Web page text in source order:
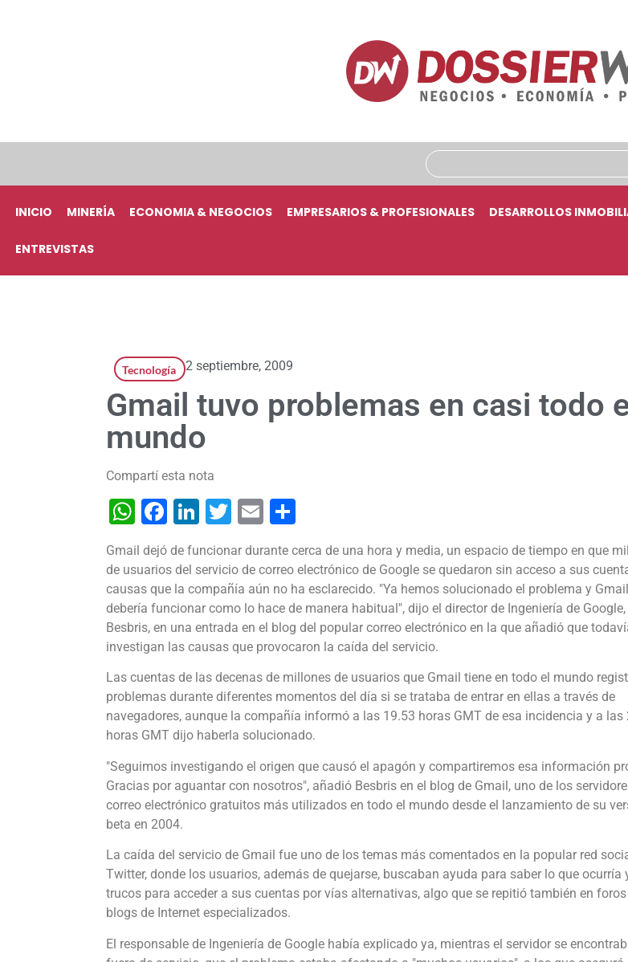
INICIO MINERÍA ECONOMIA & NEGOCIOS EMPRESARIOS & PROFESIONALES DESARROLLOS
ENTREVISTAS
Tecnología 2 septiembre, 2009
Gmail tuvo problemas en casi todo
mundo
Compartí esta nota
WhatsApp
Facebook
LinkedIn
Twitter
Email
Gmail dejó de funcionar durante cerca de una hora y media, un espacio de tiempo en que
de usuarios del servicio de correo electrónico de Google se quedaron sin acceso a sus
causas que la compañía aún no ha esclarecido. "Ya hemos solucionado el problema y Gmail
debería funcionar como lo hace de manera habitual", dijo el director de Ingeniería de
Besbris, en una entrada en el blog del popular correo electrónico en la que añadió que
investigan las causas que provocaron la caída del servicio.
Las cuentas de las decenas de millones de usuarios que Gmail tiene en todo el mundo
problemas durante diferentes momentos del día si se trataba de entrar en ellas a través de
navegadores, aunque la compañía informó a las 19.53 horas GMT de esa incidencia y a las
horas GMT dijo haberla solucionado.
"Seguimos investigando el origen que causó el apagón y compartiremos esa información
Gracias por aguantar con nosotros", añadió Besbris en el blog de Gmail, uno de los
correo electrónico gratuitos más utilizados en todo el mundo desde el lanzamiento de su
beta en 2004.
La caída del servicio de Gmail fue uno de los temas más comentados en la popular red
Twitter, donde los usuarios, además de quejarse, buscaban ayuda para saber lo que ocurría
trucos para acceder a sus cuentas por vías alternativas, algo que se repitió también en
blogs de Internet especializados.
El responsable de Ingeniería de Google había explicado ya, mientras el servidor se